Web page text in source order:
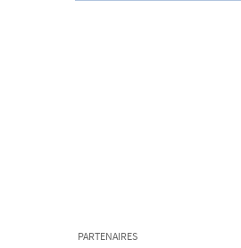
PARTENAIRES